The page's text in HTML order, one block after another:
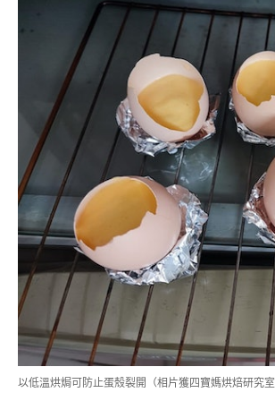
以低溫烘焗可防止蛋殼裂開（相片獲四寶媽烘焙研究